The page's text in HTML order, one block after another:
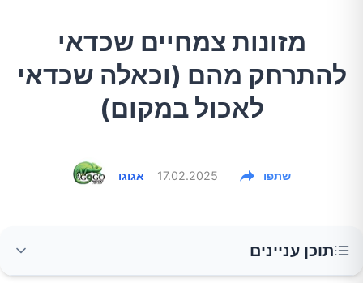
מזונות צמחיים שכדאי
להתרחק מהם (וכאלה שכדאי
לאכול במקום)
אגוגו 17.02.2025 שתפו
תוכן עניינים